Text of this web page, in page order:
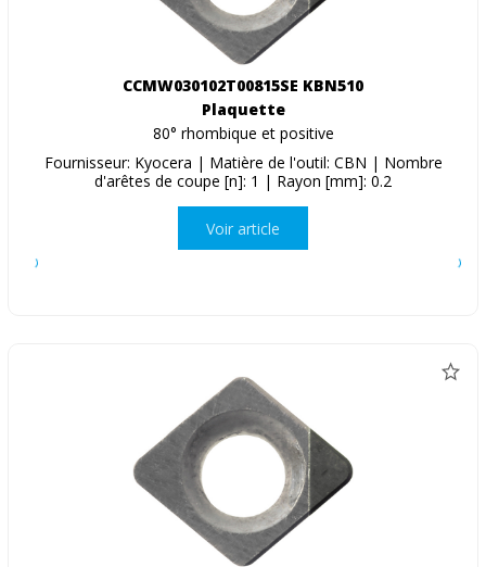
CCMW030102T00815SE KBN510
Plaquette
80° rhombique et positive
Fournisseur: Kyocera | Matière de l'outil: CBN | Nombre
d'arêtes de coupe [n]: 1 | Rayon [mm]: 0.2
Voir article